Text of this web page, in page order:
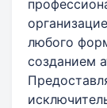
любого
созданием